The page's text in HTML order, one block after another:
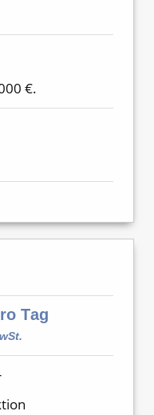
€.
Tag